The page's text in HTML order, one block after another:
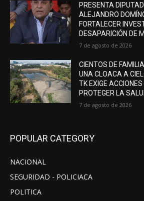
PRESENTA
ALEJANDRO
FORTALECER
DESAPARICIÓN DE
7 de agosto de 2026
CIENTOS DE
UNA CLOACA A
TK EXIGE
PROTEGER LA
7 de agosto de 2026
POPULAR CATEGORY
NACIONAL
SEGURIDAD - POLICIACA
POLITICA